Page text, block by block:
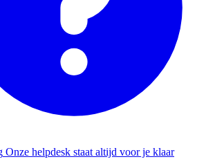
Onze helpdesk staat altijd voor je klaar